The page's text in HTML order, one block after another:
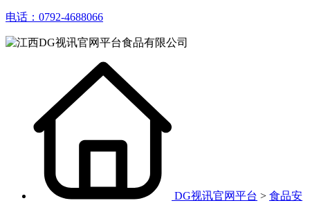
电话：0792-4688066
DG视讯官网平台 > 食品安